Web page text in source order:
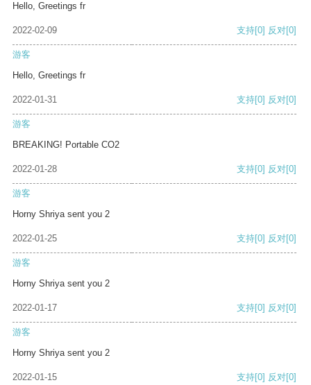
Hello, Greetings fr
2022-02-09 支持[0] 反对[0]
游客
Hello, Greetings fr
2022-01-31 支持[0] 反对[0]
游客
BREAKING! Portable CO2
2022-01-28 支持[0] 反对[0]
游客
Horny Shriya sent you 2
2022-01-25 支持[0] 反对[0]
游客
Horny Shriya sent you 2
2022-01-17 支持[0] 反对[0]
游客
Horny Shriya sent you 2
2022-01-15 支持[0] 反对[0]